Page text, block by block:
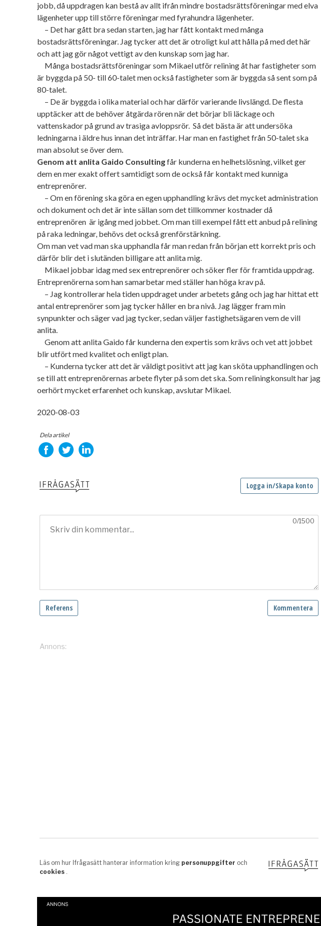
jobb, då uppdragen kan bestå av allt ifrån mindre bostadsrättsföreningar med elva
lägenheter upp till större föreningar med fyrahundra lägenheter.
– Det har gått bra sedan starten, jag har fått kontakt med många
bostadsrättsföreningar. Jag tycker att det är otroligt kul att hålla på med det här
och att jag gör något vettigt av den kunskap som jag har.
Många bostadsrättsföreningar som Mikael utför relining åt har fastigheter som
är byggda på 50- till 60-talet men också fastigheter som är byggda så sent som på
80-talet.
– De är byggda i olika material och har därför varierande livslängd. De flesta
upptäcker att de behöver åtgärda rören när det börjar bli läckage och
vattenskador på grund av trasiga avloppsrör. Så det bästa är att undersöka
ledningarna i äldre hus innan det inträffar. Har man en fastighet från 50-talet ska
man absolut se över dem.
Genom att anlita Gaido Consultingfår kunderna en helhetslösning, vilket ger
dem en mer exakt offert samtidigt som de också får kontakt med kunniga
entreprenörer.
– Om en förening ska göra en egen upphandling krävs det mycket administration
och dokument och det är inte sällan som det tillkommer kostnader då
entreprenören är igång med jobbet. Om man till exempel fått ett anbud på relining
på raka ledningar, behövs det också grenförstärkning.
Om man vet vad man ska upphandla får man redan från början ett korrekt pris och
därför blir det i slutänden billigare att anlita mig.
Mikael jobbar idag med sex entreprenörer och söker fler för framtida uppdrag.
Entreprenörerna som han samarbetar med ställer han höga krav på.
– Jag kontrollerar hela tiden uppdraget under arbetets gång och jag har hittat ett
antal entreprenörer som jag tycker håller en bra nivå. Jag lägger fram min
synpunkter och säger vad jag tycker, sedan väljer fastighetsägaren vem de vill
anlita.
Genom att anlita Gaido får kunderna den expertis som krävs och vet att jobbet
blir utfört med kvalitet och enligt plan.
– Kunderna tycker att det är väldigt positivt att jag kan sköta upphandlingen och
se till att entreprenörernas arbete flyter på som det ska. Som reliningkonsult har jag
oerhört mycket erfarenhet och kunskap, avslutar Mikael.
2020-08-03
Dela artikel